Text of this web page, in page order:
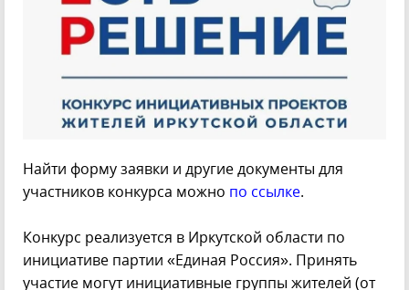
Найти форму заявки и другие документы для
участников конкурса можно по ссылке.
Конкурс реализуется в Иркутской области по
инициативе партии «Единая Россия». Принять
участие могут инициативные группы жителей (от